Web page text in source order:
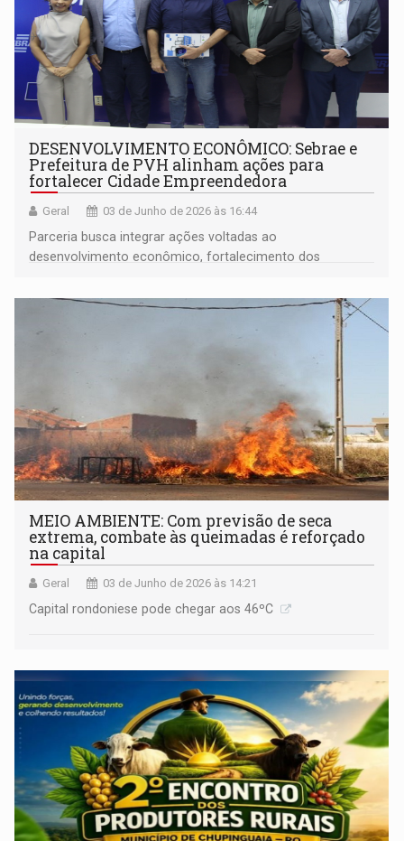
DESENVOLVIMENTO ECONÔMICO: Sebrae e
Prefeitura de PVH alinham ações para
fortalecer Cidade Empreendedora
Geral 03 de Junho de 2026 às 16:44
Parceria busca integrar ações voltadas ao
desenvolvimento econômico, fortalecimento dos
empreendedor na capital rondoniense
MEIO AMBIENTE: Com previsão de seca
extrema, combate às queimadas é reforçado
na capital
Geral 03 de Junho de 2026 às 14:21
Capital rondoniese pode chegar aos 46ºC